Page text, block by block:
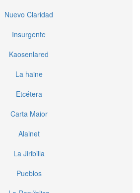
Nuevo Claridad
Insurgente
Kaosenlared
La haine
Etcétera
Carta Maior
Alainet
La Jiribilla
Pueblos